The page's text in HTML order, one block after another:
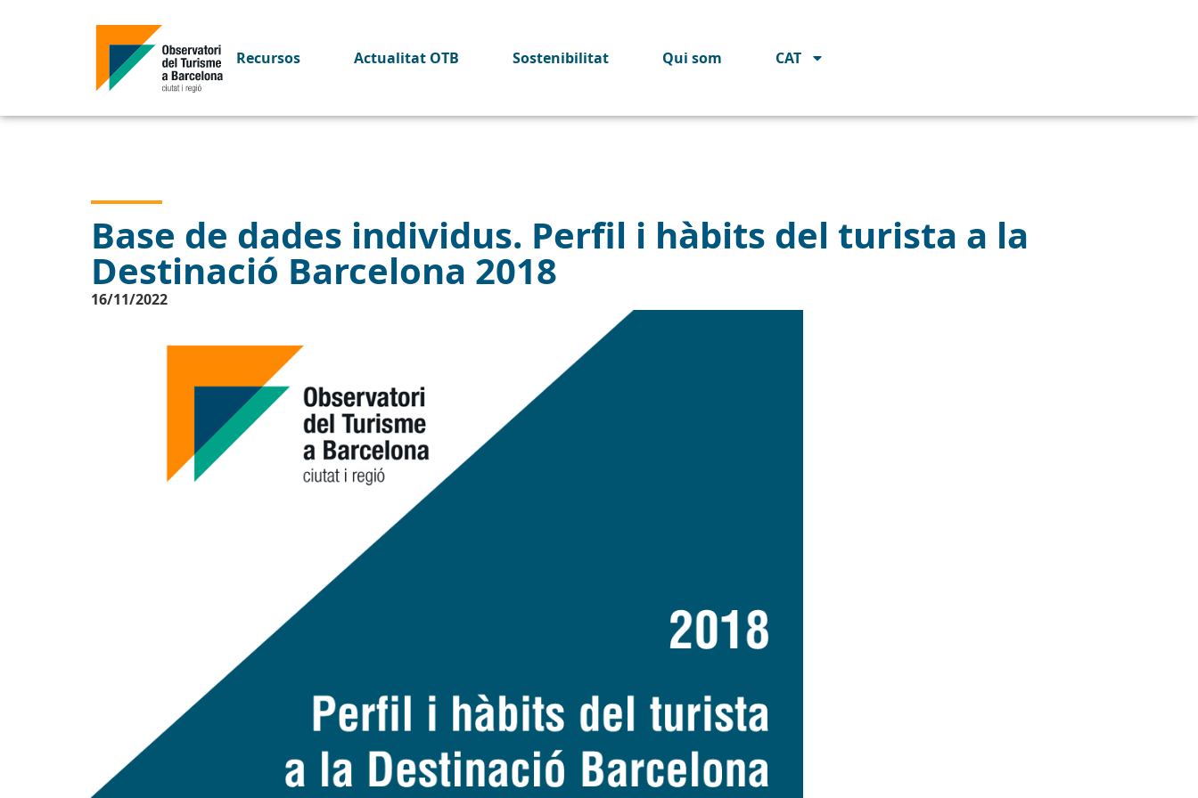
Recursos Actualitat OTB Sostenibilitat Qui som CAT
Base de dades individus. Perfil i hàbits del turista a la
Destinació Barcelona 2018
16/11/2022